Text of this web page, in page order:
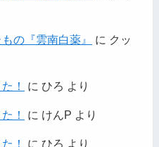
の『雲南白薬』 に クッ
！ に ひろ より
！ に けんP より
！ に ひろ より